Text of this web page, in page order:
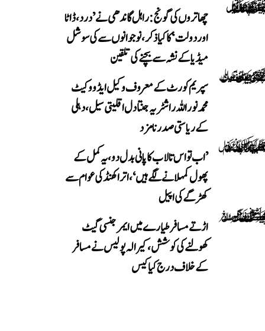
چھاتروں کی گونج: راہل گاندھی نے ’درد، ڈاٹا
اور دولت‘ کا کیا ذکر، نوجوانوں سے کی سوشل
میڈیا کے نشہ سے بچنے کی تلقین
سپریم کورٹ کے معروف وکیل ایڈووکیٹ
محمد نور اللہ راشٹریہ جنتا دل اقلیتی سیل، دہلی
کے ریاستی صدر نامزد
’اب تو اس تالاب کا پانی بدل دو، یہ کمل کے
پھول کمہلانے لگے ہیں‘، اتراکھنڈ کی عوام سے
کھڑگے کی اپیل
اڑتے مسافر طیارے میں ایمرجنسی گیٹ
کھولنے کی کوشش، کیرالہ پولیس نے مسافر
کے خلاف درج کیا کیس